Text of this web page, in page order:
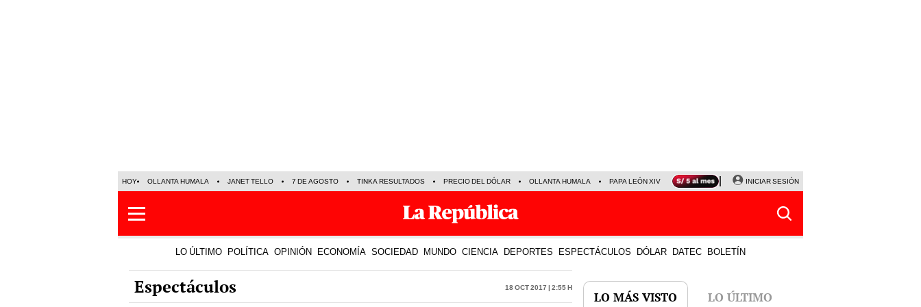
HOY OLLANTA HUMALA JANET TELLO 7 DE AGOSTO TINKA RESULTADOS PRECIO DEL DÓLAR OLLANTA HUMALA PAPA LEÓN XIV NALDY SALDAÑA LA BELLA LUZ
INICIAR SESIÓN
LO ÚLTIMO POLÍTICA OPINIÓN ECONOMÍA SOCIEDAD MUNDO CIENCIA DEPORTES ESPECTÁCULOS DÓLAR DATEC BOLETÍN
Espectáculos 18 Oct 2017 | 2:55 h
LO MÁS VISTO LO ÚLTIMO